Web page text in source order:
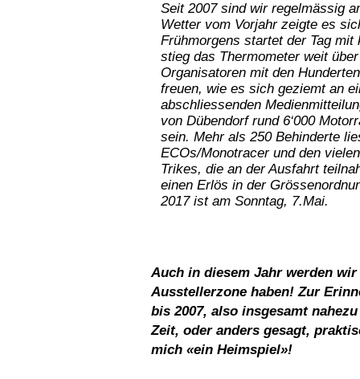
Seit 2007 sind wir regelmässig
Wetter vom Vorjahr zeigte es
Frühmorgens startet der Tag
stieg das Thermometer weit
Organisatoren mit den
freuen, wie es sich geziemt an
abschliessenden
von Dübendorf rund 6‘000
sein. Mehr als 250 Behinderte
ECOs/Monotracer und den
Trikes, die an der Ausfahrt
einen Erlös in der
2017 ist am Sonntag, 7.Mai.
Auch in diesem Jahr werden
Ausstellerzone haben! Zur
bis 2007, also insgesamt
Zeit, oder anders gesagt,
mich «ein Heimspiel»!